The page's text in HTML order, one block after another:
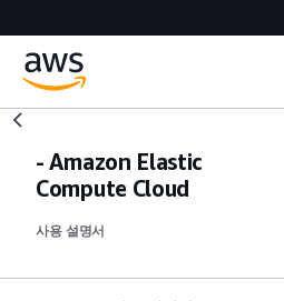
- Amazon Elastic
Compute Cloud
사용 설명서